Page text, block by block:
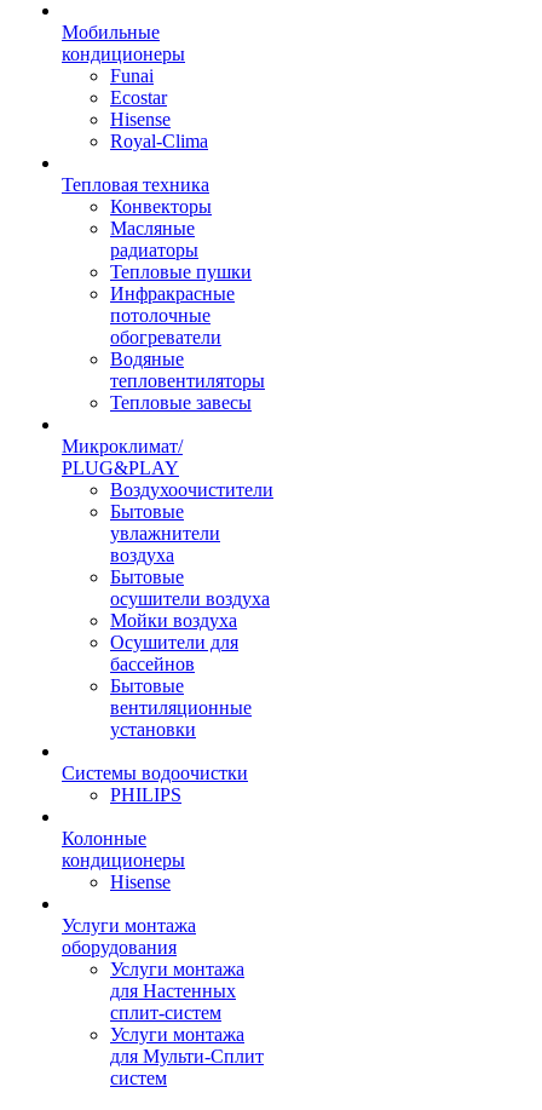
Мобильные
кондиционеры
Funai
Ecostar
Hisense
Royal-Clima
Тепловая техника
Конвекторы
Масляные
радиаторы
Тепловые пушки
Инфракрасные
потолочные
обогреватели
Водяные
тепловентиляторы
Тепловые завесы
Микроклимат/
PLUG&PLAY
Воздухоочистители
Бытовые
увлажнители
воздуха
Бытовые
осушители воздуха
Мойки воздуха
Осушители для
бассейнов
Бытовые
вентиляционные
установки
Системы водоочистки
PHILIPS
Колонные
кондиционеры
Hisense
Услуги монтажа
оборудования
Услуги монтажа
для Настенных
сплит-систем
Услуги монтажа
для Мульти-Сплит
систем